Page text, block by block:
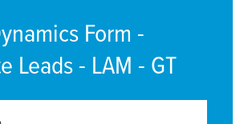
Form -
Leads - LAM - GT